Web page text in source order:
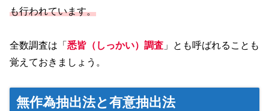
も行われています。
全数調査は「 悉皆（しっかい）調査 」とも呼ばれることも
覚えておきましょう。
無作為抽出法と有意抽出法